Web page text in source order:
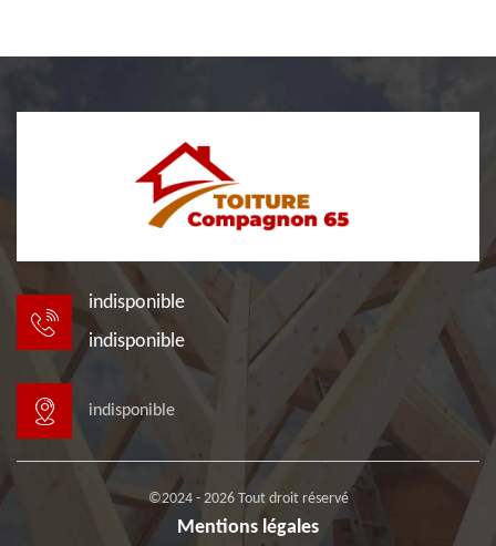
indisponible
indisponible
indisponible
©2024 - 2026 Tout droit réservé
Mentions légales